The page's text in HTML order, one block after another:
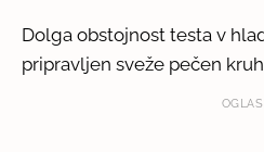
Dolga obstojnost testa v
pripravljen sveže pečen
OGLAS